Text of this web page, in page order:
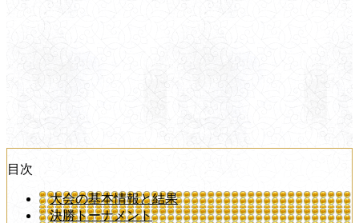
目次
大会の基本情報と結果
決勝トーナメント